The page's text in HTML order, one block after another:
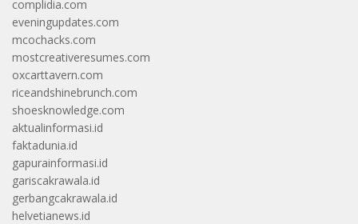
complidia.com
eveningupdates.com
mcochacks.com
mostcreativeresumes.com
oxcarttavern.com
riceandshinebrunch.com
shoesknowledge.com
aktualinformasi.id
faktadunia.id
gapurainformasi.id
gariscakrawala.id
gerbangcakrawala.id
helvetianews.id